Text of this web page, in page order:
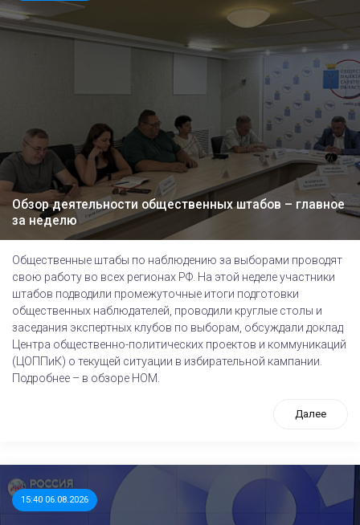
Обзор деятельности общественных штабов – главное
за неделю
Общественные штабы по наблюдению за выборами проводят
свою работу во всех регионах РФ. На этой неделе участники
штабов подводили промежуточные итоги подготовки
общественных наблюдателей, проводили круглые столы и
заседания экспертных клубов по выборам, обсуждали доклад
Центра общественно-политических проектов и коммуникаций
(ЦОППиК) о текущей ситуации в избирательной кампании.
Подробнее – в обзоре НОМ.
Далее
15:40 06.08.2026